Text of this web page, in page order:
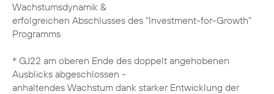
Wachstumsdynamik &
erfolgreichen Abschlusses des "Investment-for-Growth"
Programms
* GJ22 am oberen Ende des doppelt angehobenen
Ausblicks abgeschlossen -
anhaltendes Wachstum dank starker Entwicklung der